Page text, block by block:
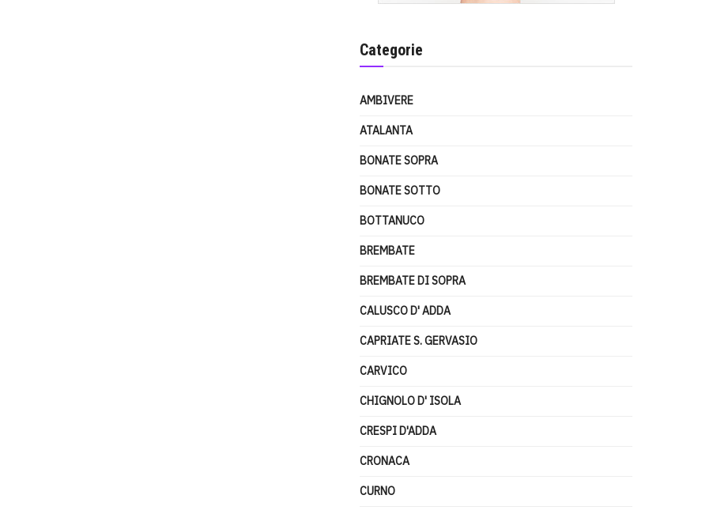
Categorie
AMBIVERE
ATALANTA
BONATE SOPRA
BONATE SOTTO
BOTTANUCO
BREMBATE
BREMBATE DI SOPRA
CALUSCO D' ADDA
CAPRIATE S. GERVASIO
CARVICO
CHIGNOLO D' ISOLA
CRESPI D'ADDA
CRONACA
CURNO